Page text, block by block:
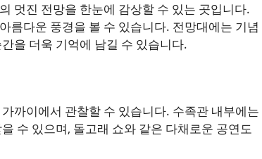
멋진 전망을 한눈에 감상할 수 있는 곳입니다.
름다운 풍경을 볼 수 있습니다. 전망대에는 기념
을 더욱 기억에 남길 수 있습니다.
까이에서 관찰할 수 있습니다. 수족관 내부에는
수 있으며, 돌고래 쇼와 같은 다채로운 공연도